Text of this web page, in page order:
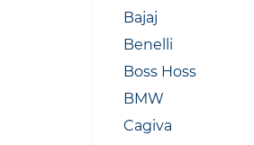
Bajaj
Benelli
Boss Hoss
BMW
Cagiva